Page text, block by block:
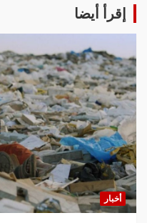
إقرأ أيضا
أخبار